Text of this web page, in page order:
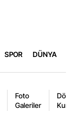
SPOR DÜNYA
Foto
Galeriler